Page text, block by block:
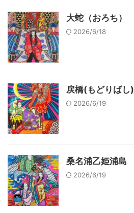
大蛇（おろち）
2026/6/18
戻橋(もどりばし)
2026/6/19
桑名浦乙姫浦島
2026/6/19